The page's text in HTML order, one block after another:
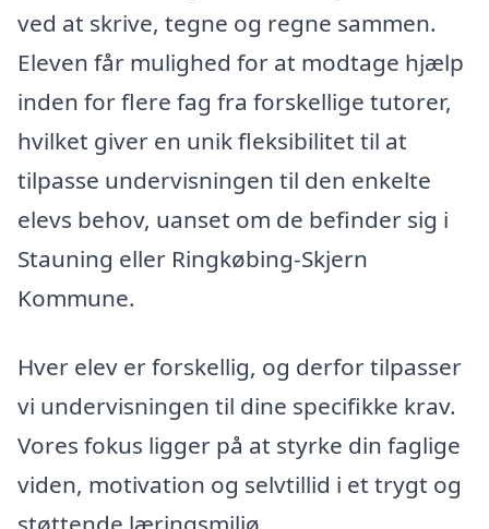
ved at skrive, tegne og regne sammen.
Eleven får mulighed for at modtage hjælp
inden for flere fag fra forskellige tutorer,
hvilket giver en unik fleksibilitet til at
tilpasse undervisningen til den enkelte
elevs behov, uanset om de befinder sig i
Stauning eller Ringkøbing-Skjern
Kommune.
Hver elev er forskellig, og derfor tilpasser
vi undervisningen til dine specifikke krav.
Vores fokus ligger på at styrke din faglige
viden, motivation og selvtillid i et trygt og